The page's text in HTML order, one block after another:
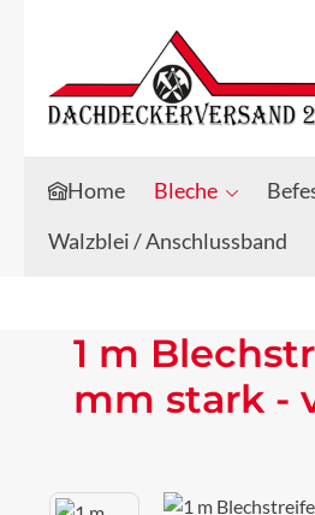
Zum Hauptinhalt springen
Zur Suche springen
Home Bleche
Walzblei / Anschlussband
1 m
mm stark -
Bildergalerie überspringen